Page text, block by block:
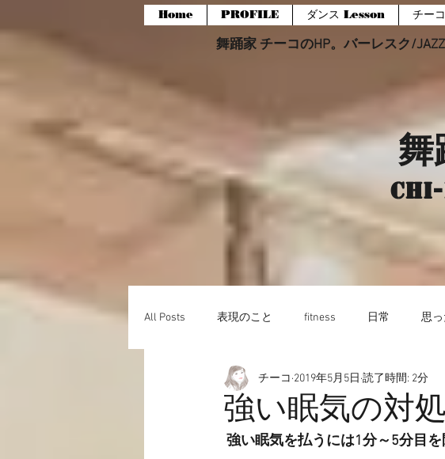
Home PROFILE ダンス Lesson チー
舞踊家 チーコのHP。バーレスク/
All Posts 表現のこと fitness 日常 思っ
愉快なこと 動画☆
強い眠気の対
チーコ 2019年5月5日 読了時間: 2分
強い眠気を払うには1分～5分目を